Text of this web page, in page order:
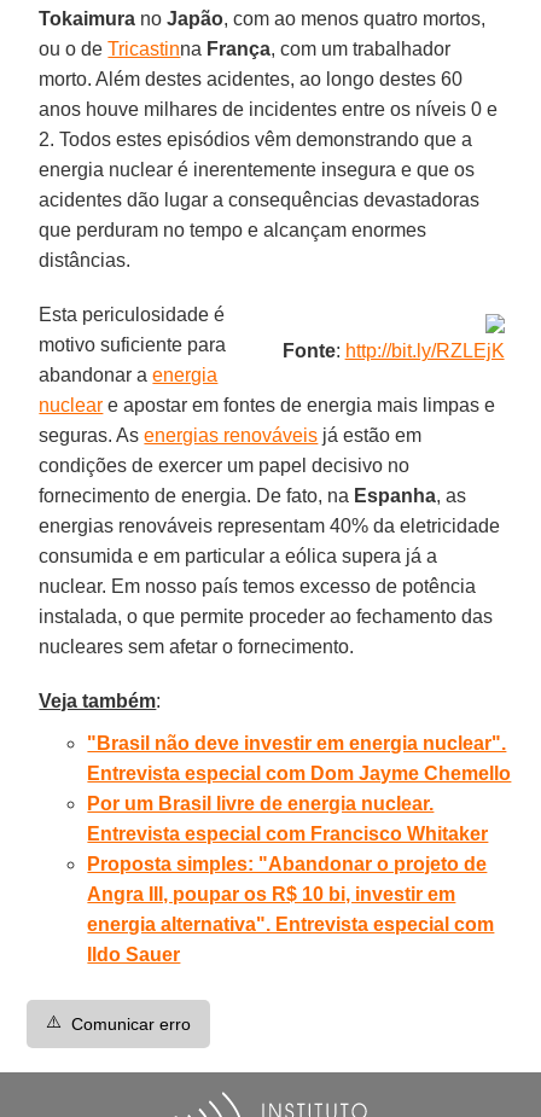
Tokaimura noJapão, com ao menos quatro mortos,
ou o deTricastinna França, com um trabalhador
morto. Além destes acidentes, ao longo destes 60
anos houve milhares de incidentes entre os níveis 0 e
2. Todos estes episódios vêm demonstrando que a
energia nuclear é inerentemente insegura e que os
acidentes dão lugar a consequências devastadoras
que perduram no tempo e alcançam enormes
distâncias.
Fonte: http://bit.ly/RZLEjK
Esta periculosidade é
motivo suficiente para
abandonar aenergia
nuclear e apostar em fontes de energia mais limpas e
seguras. Asenergias renováveis já estão em
condições de exercer um papel decisivo no
fornecimento de energia. De fato, na Espanha, as
energias renováveis representam 40% da eletricidade
consumida e em particular a eólica supera já a
nuclear. Em nosso país temos excesso de potência
instalada, o que permite proceder ao fechamento das
nucleares sem afetar o fornecimento.
Veja também:
"Brasil não deve investir em energia nuclear".
Entrevista especial com Dom Jayme Chemello
Por um Brasil livre de energia nuclear.
Entrevista especial com Francisco Whitaker
Proposta simples: "Abandonar o projeto de
Angra III, poupar os R$ 10 bi, investir em
energia alternativa". Entrevista especial com
Ildo Sauer
⚠️ Comunicar erro